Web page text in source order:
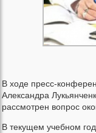
В ходе пресс-
Александра
рассмотрен вопрос
В текущем учебном